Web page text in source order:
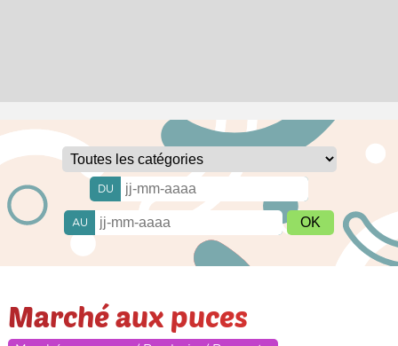
DU
AU
Marché aux puces